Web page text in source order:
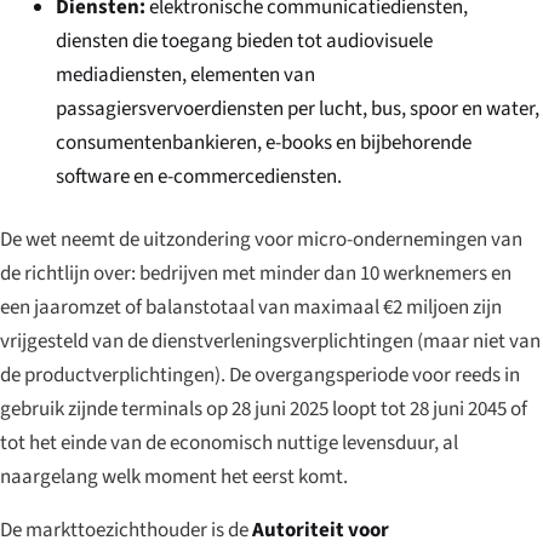
Diensten:elektronische communicatiediensten,
diensten die toegang bieden tot audiovisuele
mediadiensten, elementen van
passagiersvervoerdiensten per lucht, bus, spoor en water,
consumentenbankieren, e-books en bijbehorende
software en e-commercediensten.
De wet neemt de uitzondering voor micro-ondernemingen van
de richtlijn over: bedrijven met minder dan 10 werknemers en
een jaaromzet of balanstotaal van maximaal €2 miljoen zijn
vrijgesteld van de dienstverleningsverplichtingen (maar niet van
de productverplichtingen). De overgangsperiode voor reeds in
gebruik zijnde terminals op 28 juni 2025 loopt tot 28 juni 2045 of
tot het einde van de economisch nuttige levensduur, al
naargelang welk moment het eerst komt.
De markttoezichthouder is deAutoriteit voor